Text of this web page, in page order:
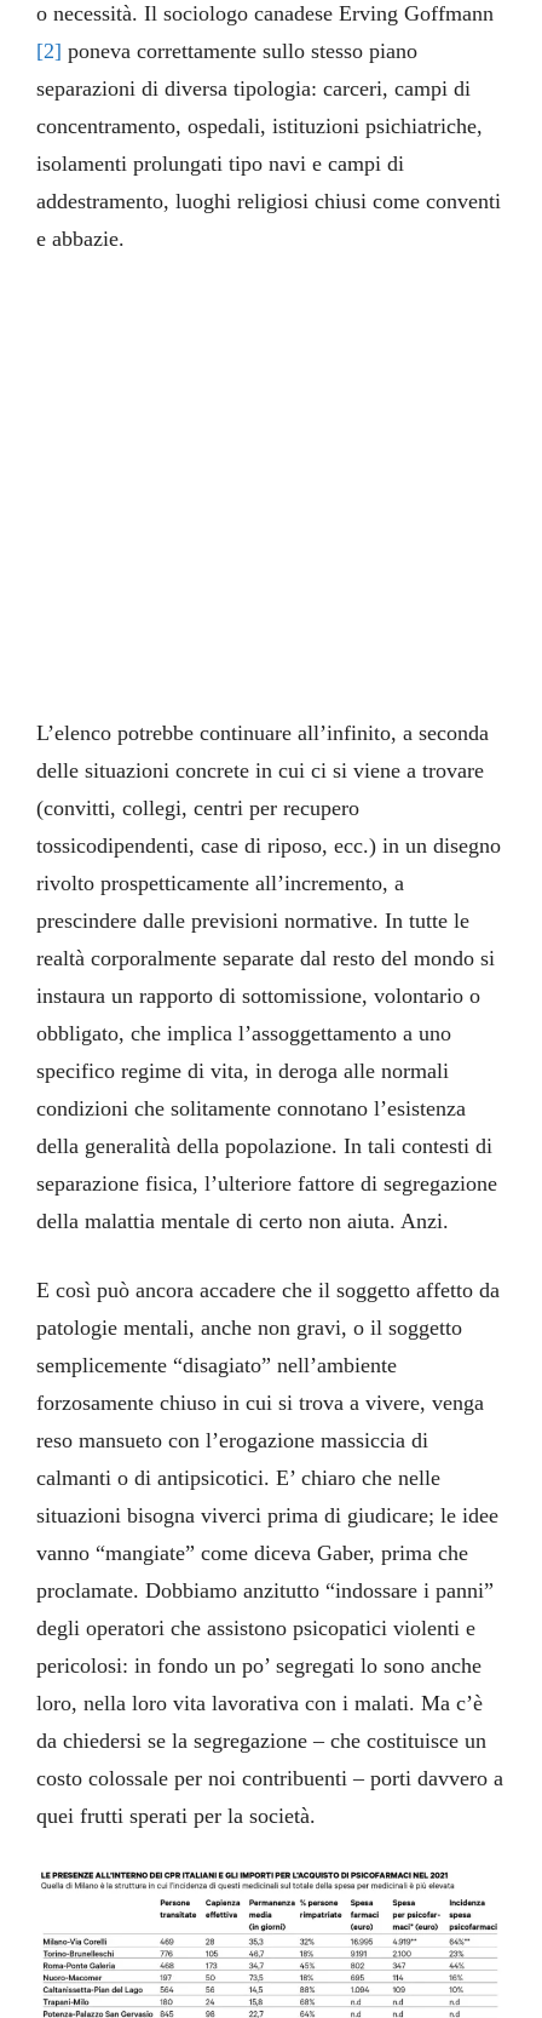
o necessità. Il sociologo canadese Erving Goffmann
[2] poneva correttamente sullo stesso piano
separazioni di diversa tipologia: carceri, campi di
concentramento, ospedali, istituzioni psichiatriche,
isolamenti prolungati tipo navi e campi di
addestramento, luoghi religiosi chiusi come conventi
e abbazie.
L’elenco potrebbe continuare all’infinito, a seconda
delle situazioni concrete in cui ci si viene a trovare
(convitti, collegi, centri per recupero
tossicodipendenti, case di riposo, ecc.) in un disegno
rivolto prospetticamente all’incremento, a
prescindere dalle previsioni normative. In tutte le
realtà corporalmente separate dal resto del mondo si
instaura un rapporto di sottomissione, volontario o
obbligato, che implica l’assoggettamento a uno
specifico regime di vita, in deroga alle normali
condizioni che solitamente connotano l’esistenza
della generalità della popolazione. In tali contesti di
separazione fisica, l’ulteriore fattore di segregazione
della malattia mentale di certo non aiuta. Anzi.
E così può ancora accadere che il soggetto affetto da
patologie mentali, anche non gravi, o il soggetto
semplicemente “disagiato” nell’ambiente
forzosamente chiuso in cui si trova a vivere, venga
reso mansueto con l’erogazione massiccia di
calmanti o di antipsicotici. E’ chiaro che nelle
situazioni bisogna viverci prima di giudicare; le idee
vanno “mangiate” come diceva Gaber, prima che
proclamate. Dobbiamo anzitutto “indossare i panni”
degli operatori che assistono psicopatici violenti e
pericolosi: in fondo un po’ segregati lo sono anche
loro, nella loro vita lavorativa con i malati. Ma c’è
da chiedersi se la segregazione – che costituisce un
costo colossale per noi contribuenti – porti davvero a
quei frutti sperati per la società.